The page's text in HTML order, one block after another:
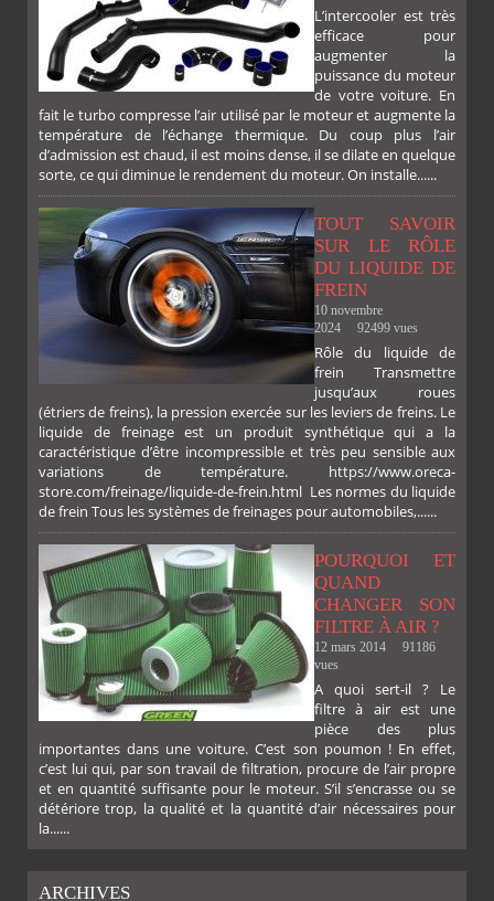
L’intercooler est très
efficace pour
augmenter la
puissance du moteur
de votre voiture. En
fait le turbo compresse l’air utilisé par le moteur et augmente la
température de l’échange thermique. Du coup plus l’air
d’admission est chaud, il est moins dense, il se dilate en quelque
sorte, ce qui diminue le rendement du moteur. On installe......
TOUT SAVOIR
SUR LE RÔLE
DU LIQUIDE DE
FREIN
10 novembre
2024
92499 vues
Rôle du liquide de
frein Transmettre
jusqu’aux roues
(étriers de freins), la pression exercée sur les leviers de freins. Le
liquide de freinage est un produit synthétique qui a la
caractéristique d’être incompressible et très peu sensible aux
variations de température. https://www.oreca-
store.com/freinage/liquide-de-frein.html Les normes du liquide
de frein Tous les systèmes de freinages pour automobiles,......
POURQUOI ET
QUAND
CHANGER SON
FILTRE À AIR ?
12 mars 2014
91186
vues
A quoi sert-il ? Le
filtre à air est une
pièce des plus
importantes dans une voiture. C’est son poumon ! En effet,
c’est lui qui, par son travail de filtration, procure de l’air propre
et en quantité suffisante pour le moteur. S’il s’encrasse ou se
détériore trop, la qualité et la quantité d’air nécessaires pour
la......
ARCHIVES